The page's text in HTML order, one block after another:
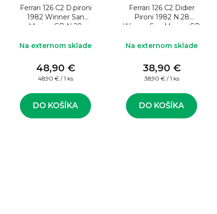
Ferrari 126 C2 D.pironi
1982 Winner San
Marino GP N.28
formule
Na externom sklade
48,90 €
Jednotková
48,90 € / 1 ks
DO KOŠÍKA
Ferrari 126 C2 Didier
Pironi 1982 N.28
Winner San Marino GP
formule
Na externom sklade
38,90 €
Jednotková
38,90 € / 1 ks
DO KOŠÍKA